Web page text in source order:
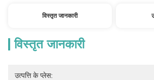
विस्तृत जानकारी
विस्तृत जानकारी
उत्पत्ति के प्लेस: